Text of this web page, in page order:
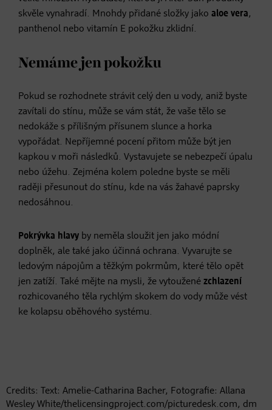
skvěle vynahradí. Mnohdy přidané složky jako aloe vera,
panthenol nebo vitamín E pokožku zklidní.
Nemáme jen pokožku
Pokud se rozhodnete strávit celý den u vody, aniž byste
zavítali do stínu, může se vám stát, že vaše tělo se
nedokáže s přílišným přísunem slunce a horka
vypořádat. Nepříjemné pocení přitom může být jen
kapkou v moři následků. Vystavujete se nebezpečí úpalu
nebo úžehu. Zejména kolem poledne byste se měli
raději přesunout do stínu, kde na vás žahavé paprsky
nedosáhnou.
Pokrývka hlavy by neměla sloužit jen jako módní
doplněk, ale také jako účinná ochrana. Vyvarujte se
ledovým nápojům a těžkým pokrmům, které tělo opět
jen zatíží. Také mějte na mysli, že vytoužené zchlazení
rozhicovaného těla rychlým skokem do vody může vést
ke kolapsu oběhového systému.
Credits: Text: Amelie-Catharina Bacher, Fotografie: Allana
Wesley White/thelicensingproject.com/picturedesk.com, dm